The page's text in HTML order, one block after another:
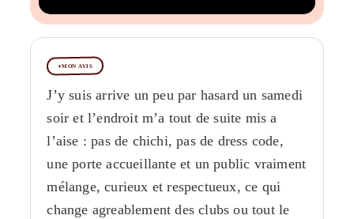
MON AVIS
J’y suis arrive un peu par hasard un samedi
soir et l’endroit m’a tout de suite mis a
l’aise : pas de chichi, pas de dress code,
une porte accueillante et un public vraiment
mélange, curieux et respectueux, ce qui
change agreablement des clubs ou tout le